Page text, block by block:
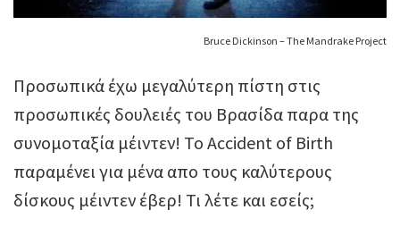
Bruce Dickinson – The Mandrake Project
Προσωπικά έχω μεγαλύτερη πίστη στις
προσωπικές δουλειές του Βρασίδα παρα της
συνομοταξία μέιντεν! Το Accident of Birth
παραμένει για μένα απο τους καλύτερους
δίσκους μέιντεν έβερ! Τι λέτε και εσείς;